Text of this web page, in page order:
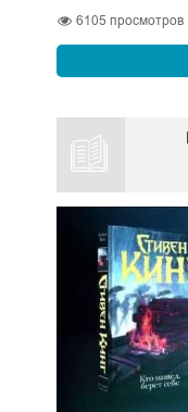
6105 просмотров